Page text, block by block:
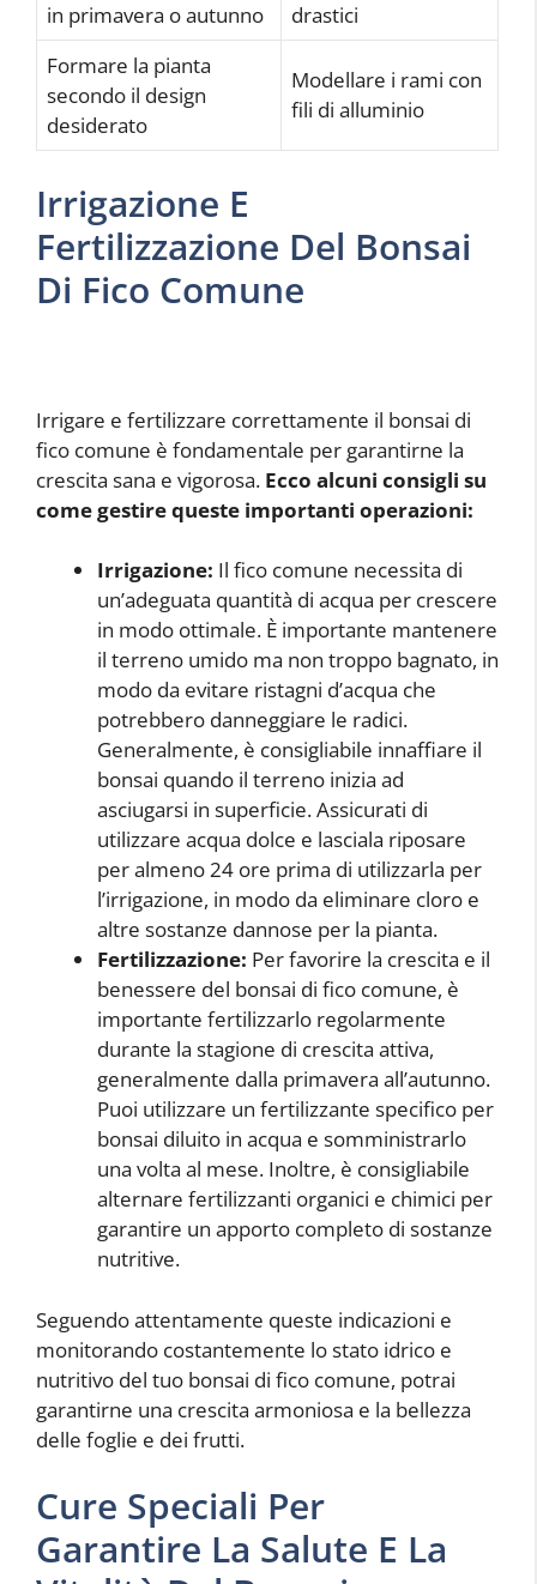
in primavera o autunno
drastici
Formare la pianta
secondo il design
desiderato
Modellare i rami con
fili di alluminio
Irrigazione E
Fertilizzazione Del Bonsai
Di Fico Comune
Irrigare e fertilizzare correttamente il bonsai di
fico comune è fondamentale per garantirne la
crescita sana e vigorosa. Ecco alcuni consigli su
come gestire queste importanti operazioni:
Irrigazione: Il fico comune necessita di
un’adeguata quantità di acqua per crescere
in modo ottimale. È importante mantenere
il terreno umido ma non troppo bagnato, in
modo da evitare ristagni d’acqua che
potrebbero danneggiare le radici.
Generalmente, è consigliabile innaffiare il
bonsai quando il terreno inizia ad
asciugarsi in superficie. Assicurati di
utilizzare acqua dolce e lasciala riposare
per almeno 24 ore prima di utilizzarla per
l’irrigazione, in modo da eliminare cloro e
altre sostanze dannose per la pianta.
Fertilizzazione: Per favorire la crescita e il
benessere del bonsai di fico comune, è
importante fertilizzarlo regolarmente
durante la stagione di crescita attiva,
generalmente dalla primavera all’autunno.
Puoi utilizzare un fertilizzante specifico per
bonsai diluito in acqua e somministrarlo
una volta al mese. Inoltre, è consigliabile
alternare fertilizzanti organici e chimici per
garantire un apporto completo di sostanze
nutritive.
Seguendo attentamente queste indicazioni e
monitorando costantemente lo stato idrico e
nutritivo del tuo bonsai di fico comune, potrai
garantirne una crescita armoniosa e la bellezza
delle foglie e dei frutti.
Cure Speciali Per
Garantire La Salute E La